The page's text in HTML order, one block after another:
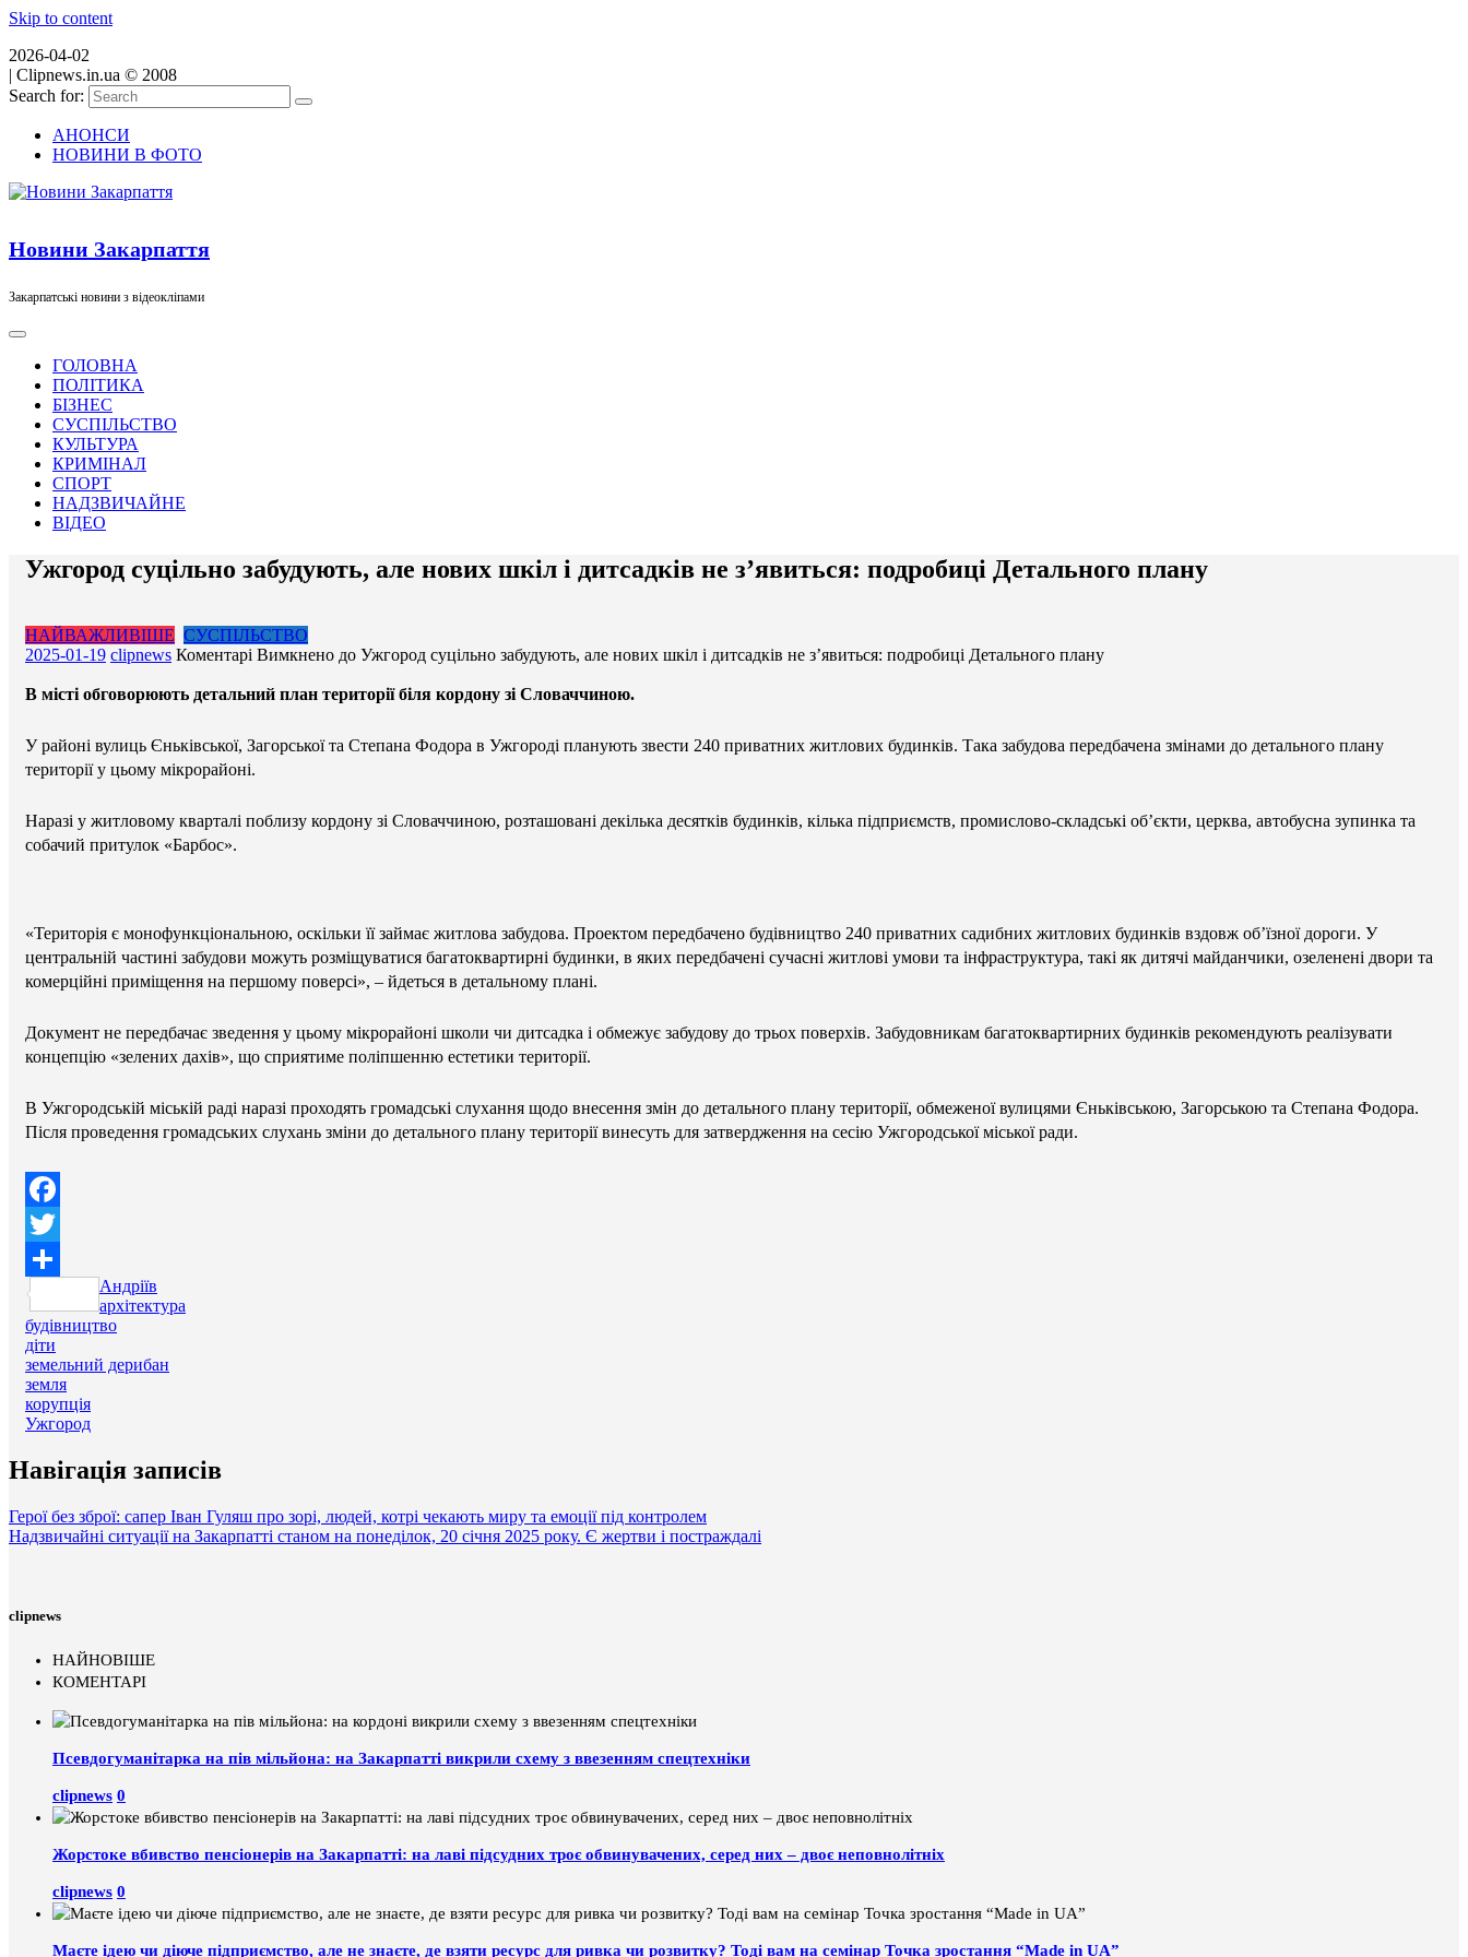
Skip to content
2026-04-02
| Clipnews.in.ua © 2008
Search for:
АНОНСИ
НОВИНИ В ФОТО
Новини Закарпаття
Закарпатські новини з відеокліпами
ГОЛОВНА
ПОЛІТИКА
БІЗНЕС
СУСПІЛЬСТВО
КУЛЬТУРА
КРИМІНАЛ
СПОРТ
НАДЗВИЧАЙНЕ
ВІДЕО
Ужгород суцільно забудують, але нових шкіл і дитсадків не з’явиться: подробиці Детального плану
НАЙВАЖЛИВІШЕ СУСПІЛЬСТВО
2025-01-19 clipnews Коментарі Вимкнено до Ужгород суцільно забудують, але нових шкіл і дитсадків не з’явиться: подробиці Детального плану
В місті обговорюють детальний план території біля кордону зі Словаччиною.
У районі вулиць Єньківської, Загорської та Степана Фодора в Ужгороді планують звести 240 приватних житлових будинків. Така забудова передбачена змінами до детального плану
території у цьому мікрорайоні.
Наразі у житловому кварталі поблизу кордону зі Словаччиною, розташовані декілька десятків будинків, кілька підприємств, промислово-складські об’єкти, церква, автобусна зупинка та
собачий притулок «Барбос».
«Територія є монофункціональною, оскільки її займає житлова забудова. Проектом передбачено будівництво 240 приватних садибних житлових будинків вздовж об’їзної дороги. У
центральній частині забудови можуть розміщуватися багатоквартирні будинки, в яких передбачені сучасні житлові умови та інфраструктура, такі як дитячі майданчики, озеленені двори та
комерційні приміщення на першому поверсі», – йдеться в детальному плані.
Документ не передбачає зведення у цьому мікрорайоні школи чи дитсадка і обмежує забудову до трьох поверхів. Забудовникам багатоквартирних будинків рекомендують реалізувати
концепцію «зелених дахів», що сприятиме поліпшенню естетики території.
В Ужгородській міській раді наразі проходять громадські слухання щодо внесення змін до детального плану території, обмеженої вулицями Єньківською, Загорською та Степана Фодора.
Після проведення громадських слухань зміни до детального плану території винесуть для затвердження на сесію Ужгородської міської ради.
Facebook
Twitter
Поділитися
Андріїв
архітектура
будівництво
діти
земельний дерибан
земля
корупція
Ужгород
Навігація записів
Герої без зброї: сапер Іван Гуляш про зорі, людей, котрі чекають миру та емоції під контролем
Надзвичайні ситуації на Закарпатті станом на понеділок, 20 січня 2025 року. Є жертви і постраждалі
clipnews
НАЙНОВІШЕ
КОМЕНТАРІ
Псевдогуманітарка на пів мільйона: на Закарпатті викрили схему з ввезенням спецтехніки
clipnews 0
Жорстоке вбивство пенсіонерів на Закарпатті: на лаві підсудних троє обвинувачених, серед них – двоє неповнолітніх
clipnews 0
Маєте ідею чи діюче підприємство, але не знаєте, де взяти ресурс для ривка чи розвитку? Тоді вам на семінар Точка зростання “Made in UA”